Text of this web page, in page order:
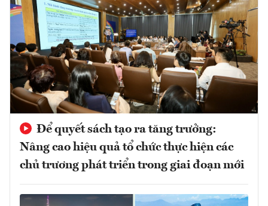
Để quyết sách tạo ra tăng trưởng:
Nâng cao hiệu quả tổ chức thực hiện các
chủ trương phát triển trong giai đoạn mới